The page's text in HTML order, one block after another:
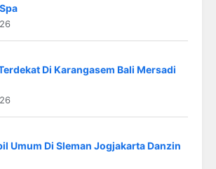
Di Karangasem Bali Mersadi
Umum Di Sleman Jogjakarta Danzin